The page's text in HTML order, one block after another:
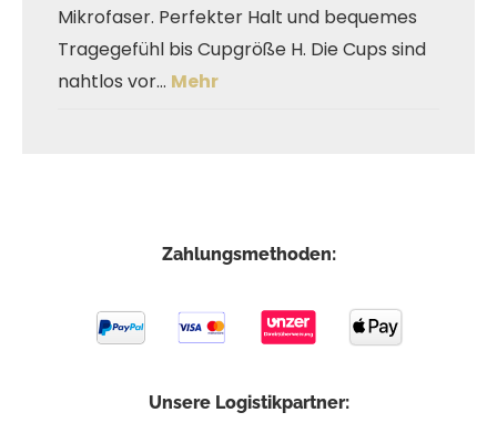
Mikrofaser. Perfekter Halt und bequemes
Tragegefühl bis Cupgröße H. Die Cups sind
nahtlos vor… Mehr
Zahlungsmethoden:
Unsere Logistikpartner: